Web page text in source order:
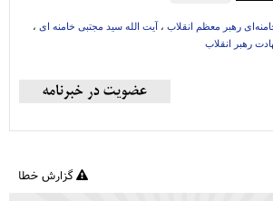
رهبر معظم انقلاب ، آیت الله سید مجتبی خامنه ای ،
رهبر انقلاب
گزارش خطا